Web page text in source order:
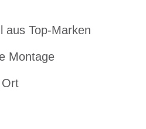
aus Top-Marken
Montage